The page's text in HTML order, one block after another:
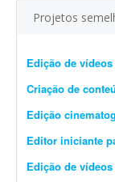
Projetos
Edição de
Edição de